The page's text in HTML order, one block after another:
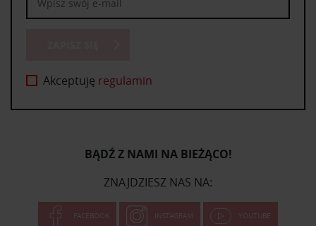
Akceptuję regulamin
BĄDŹ Z NAMI NA BIEŻĄCO!
ZNAJDZIESZ NAS NA:
FACEBOOK INSTAGRAM YOUTUBE